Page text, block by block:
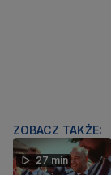
ZOBACZ TAKŻE:
27 min